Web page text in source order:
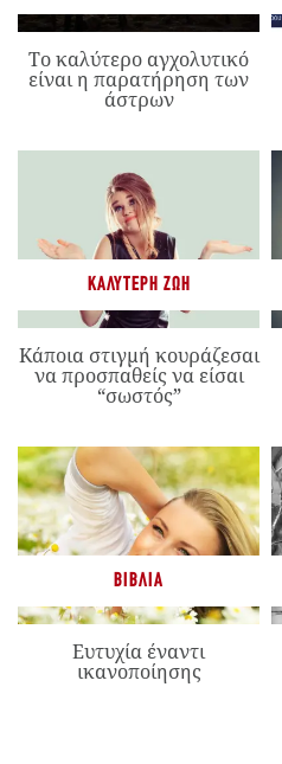
Το καλύτερο αγχολυτικό
είναι η παρατήρηση των
άστρων
ΚΑΛΎΤΕΡΗ ΖΩΉ
Κάποια στιγμή κουράζεσαι
να προσπαθείς να είσαι
“σωστός”
ΒΙΒΛΊΑ
Ευτυχία έναντι
ικανοποίησης